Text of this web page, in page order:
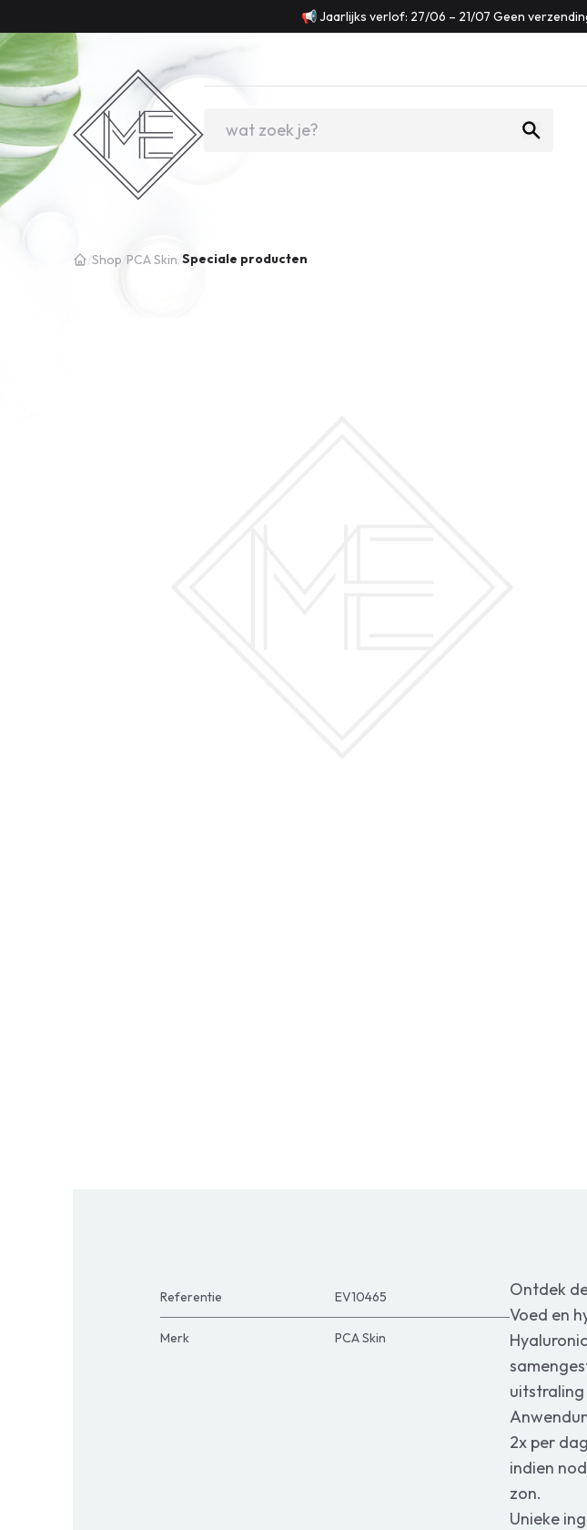
📢 Jaarlijks verlof: 27/06 – 21/07 Geen
/Shop PCA Skin/Speciale producten
Referentie EV10465
Merk PCA Skin
Ontdek
Voed en
uitstraling
2x per
indien
zon.
Unieke